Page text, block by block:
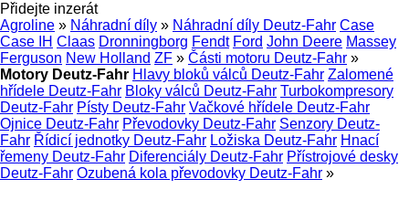
Přidejte inzerát
Agroline » Náhradní díly » Náhradní díly Deutz-Fahr Case
Case IH Claas Dronningborg Fendt Ford John Deere Massey
Ferguson New Holland ZF » Části motoru Deutz-Fahr »
Motory Deutz-Fahr Hlavy bloků válců Deutz-Fahr Zalomené
hřídele Deutz-Fahr Bloky válců Deutz-Fahr Turbokompresory
Deutz-Fahr Písty Deutz-Fahr Vačkové hřídele Deutz-Fahr
Ojnice Deutz-Fahr Převodovky Deutz-Fahr Senzory Deutz-
Fahr Řídicí jednotky Deutz-Fahr Ložiska Deutz-Fahr Hnací
řemeny Deutz-Fahr Diferenciály Deutz-Fahr Přístrojové desky
Deutz-Fahr Ozubená kola převodovky Deutz-Fahr »